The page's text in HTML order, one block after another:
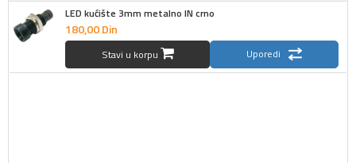
LED kućište 3mm metalno IN crno
180,00Din
Stavi u korpu Uporedi